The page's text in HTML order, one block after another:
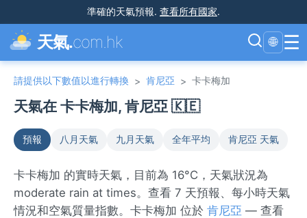
準確的天氣預報. 查看所有國家.
天氣.com.hk 🌐 ☰
請提供以下數值以進行轉換 > 肯尼亞 > 卡卡梅加
天氣在 卡卡梅加, 肯尼亞 🇰🇪
預報 八月天氣 九月天氣 全年平均 肯尼亞 天氣
卡卡梅加 的實時天氣，目前為 16°C，天氣狀況為
moderate rain at times。查看 7 天預報、每小時天氣
情況和空氣質量指數。卡卡梅加 位於 肯尼亞 — 查看